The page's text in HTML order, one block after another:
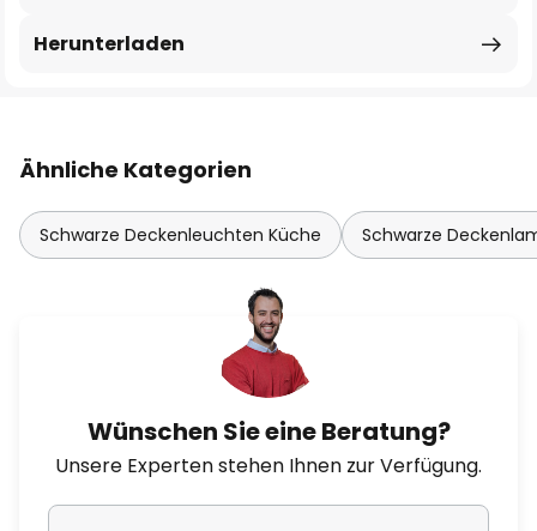
Herunterladen
Ähnliche Kategorien
Schwarze Deckenleuchten Küche Schwarze
Wünschen Sie eine Beratung?
Unsere Experten stehen Ihnen zur Verfügung.